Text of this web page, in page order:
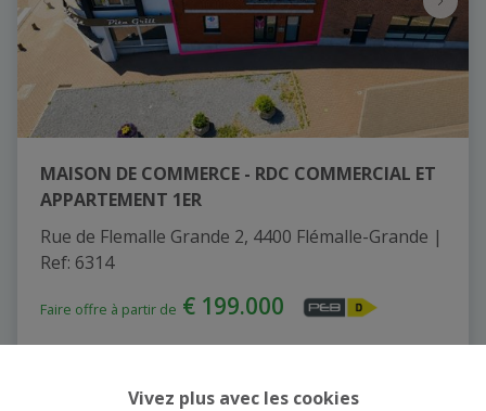
Vivez plus avec les cookies
MAISON DE COMMERCE - RDC COMMERCIAL ET
APPARTEMENT 1ER
Rue de Flemalle Grande 2, 4400 Flémalle-Grande |
Ref: 6314
Faire offre à partir de € 199.000